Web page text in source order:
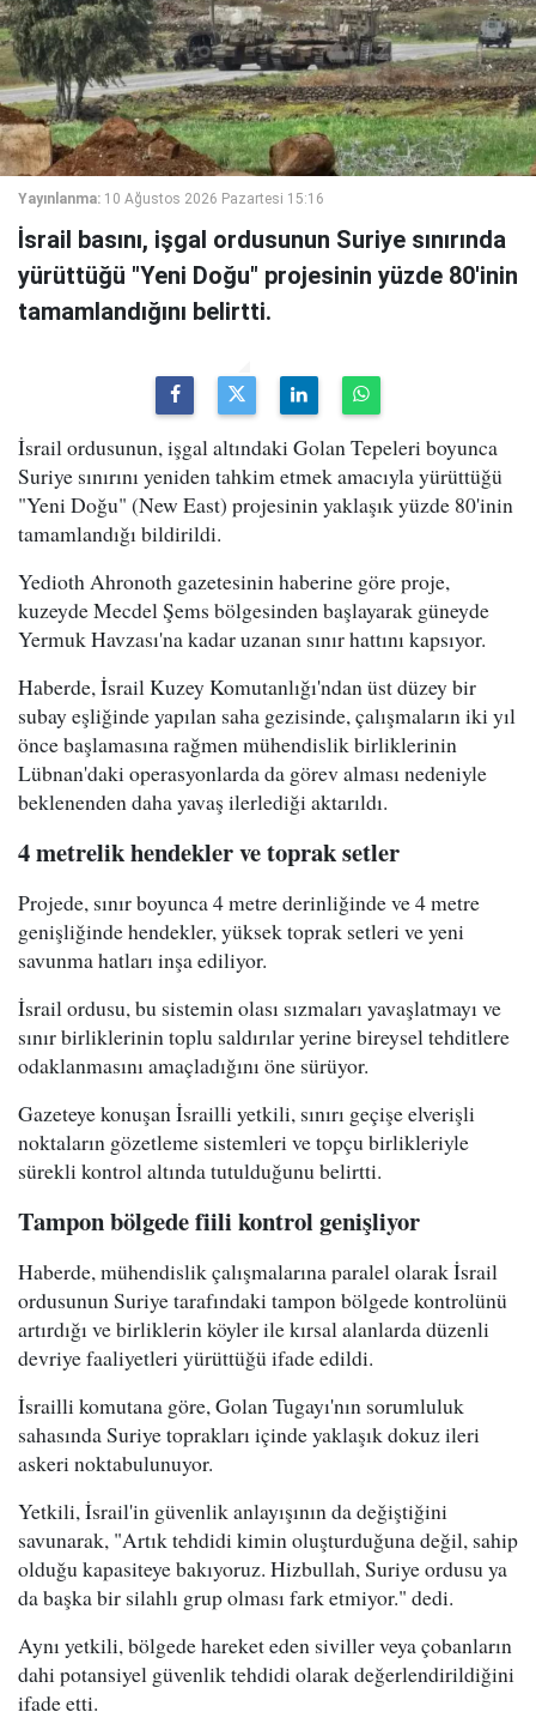
Yayınlanma: 10 Ağustos 2026 Pazartesi 15:16
İsrail basını, işgal ordusunun Suriye sınırında
yürüttüğü "Yeni Doğu" projesinin yüzde 80'inin
tamamlandığını belirtti.
İsrail ordusunun, işgal altındaki Golan Tepeleri boyunca
Suriye sınırını yeniden tahkim etmek amacıyla yürüttüğü
"Yeni Doğu" (New East) projesinin yaklaşık yüzde 80'inin
tamamlandığı bildirildi.
Yedioth Ahronoth gazetesinin haberine göre proje,
kuzeyde Mecdel Şems bölgesinden başlayarak güneyde
Yermuk Havzası'na kadar uzanan sınır hattını kapsıyor.
Haberde, İsrail Kuzey Komutanlığı'ndan üst düzey bir
subay eşliğinde yapılan saha gezisinde, çalışmaların iki yıl
önce başlamasına rağmen mühendislik birliklerinin
Lübnan'daki operasyonlarda da görev alması nedeniyle
beklenenden daha yavaş ilerlediği aktarıldı.
4 metrelik hendekler ve toprak setler
Projede, sınır boyunca 4 metre derinliğinde ve 4 metre
genişliğinde hendekler, yüksek toprak setleri ve yeni
savunma hatları inşa ediliyor.
İsrail ordusu, bu sistemin olası sızmaları yavaşlatmayı ve
sınır birliklerinin toplu saldırılar yerine bireysel tehditlere
odaklanmasını amaçladığını öne sürüyor.
Gazeteye konuşan İsrailli yetkili, sınırı geçişe elverişli
noktaların gözetleme sistemleri ve topçu birlikleriyle
sürekli kontrol altında tutulduğunu belirtti.
Tampon bölgede fiili kontrol genişliyor
Haberde, mühendislik çalışmalarına paralel olarak İsrail
ordusunun Suriye tarafındaki tampon bölgede kontrolünü
artırdığı ve birliklerin köyler ile kırsal alanlarda düzenli
devriye faaliyetleri yürüttüğü ifade edildi.
İsrailli komutana göre, Golan Tugayı'nın sorumluluk
sahasında Suriye toprakları içinde yaklaşık dokuz ileri
askeri noktabulunuyor.
Yetkili, İsrail'in güvenlik anlayışının da değiştiğini
savunarak, "Artık tehdidi kimin oluşturduğuna değil, sahip
olduğu kapasiteye bakıyoruz. Hizbullah, Suriye ordusu ya
da başka bir silahlı grup olması fark etmiyor." dedi.
Aynı yetkili, bölgede hareket eden siviller veya çobanların
dahi potansiyel güvenlik tehdidi olarak değerlendirildiğini
ifade etti.